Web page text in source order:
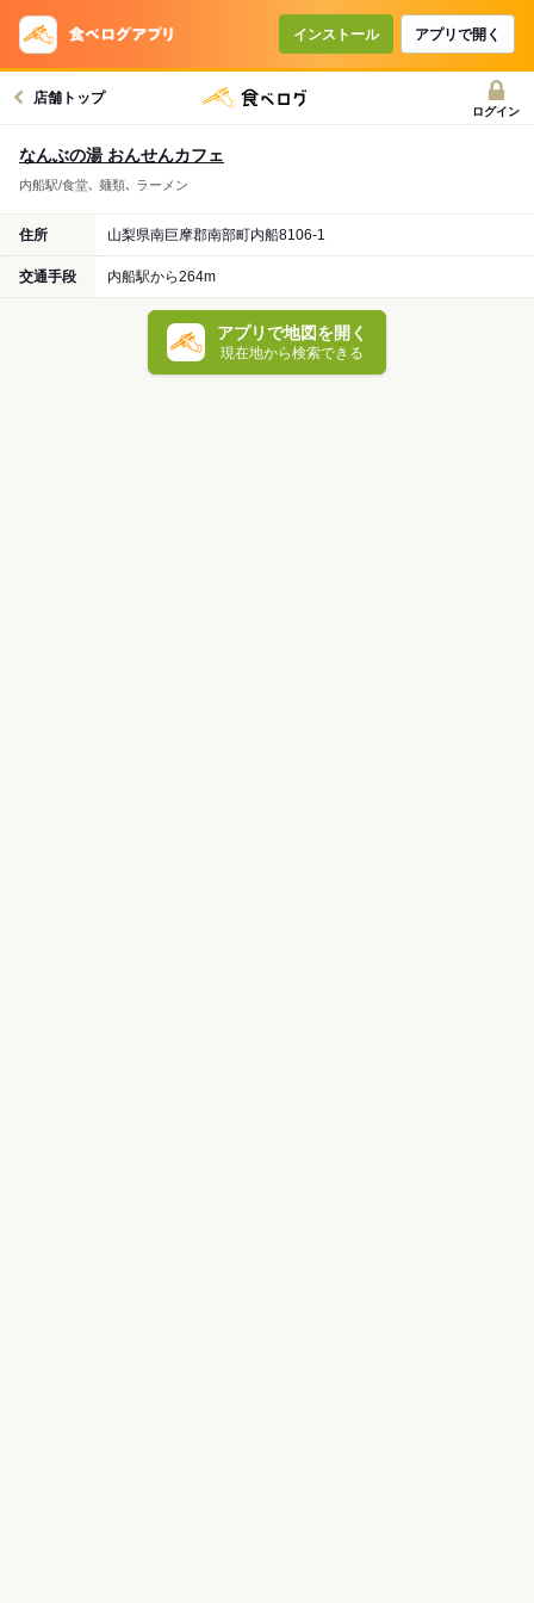
インストール アプリで開く
店舗トップ
ログイン
なんぶの湯 おんせんカフェ
内船駅/食堂､ 麺類､ ラーメン
住所 山梨県南巨摩郡南部町内船8106-1
交通手段 内船駅から264m
アプリで地図を開く
現在地から検索できる